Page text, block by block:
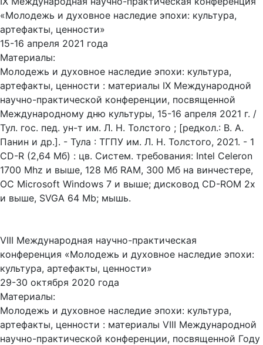
«Молодежь и духовное наследие эпохи: культура,
артефакты, ценности»
15-16 апреля 2021 года
Материалы:
Молодежь и духовное наследие эпохи: культура,
артефакты, ценности : материалы IX Международной
научно-практической конференции, посвященной
Международному дню культуры, 15-16 апреля 2021 г. /
Тул. гос. пед. ун-т им. Л. Н. Толстого ; [редкол.: В. А.
Панин и др.]. - Тула : ТГПУ им. Л. Н. Толстого, 2021. - 1
CD-R (2,64 Мб) : цв. Систем. требования: Intel Celeron
1700 Mhz и выше, 128 Мб RAM, 300 Мб на винчестере,
ОС Microsoft Windows 7 и выше; дисковод CD-ROM 2x
и выше, SVGA 64 Mb; мышь.
VIII Международная научно-практическая
конференция «Молодежь и духовное наследие эпохи:
культура, артефакты, ценности»
29-30 октября 2020 года
Материалы:
Молодежь и духовное наследие эпохи: культура,
артефакты, ценности : материалы VIII Международной
научно-практической конференции, посвященной Году